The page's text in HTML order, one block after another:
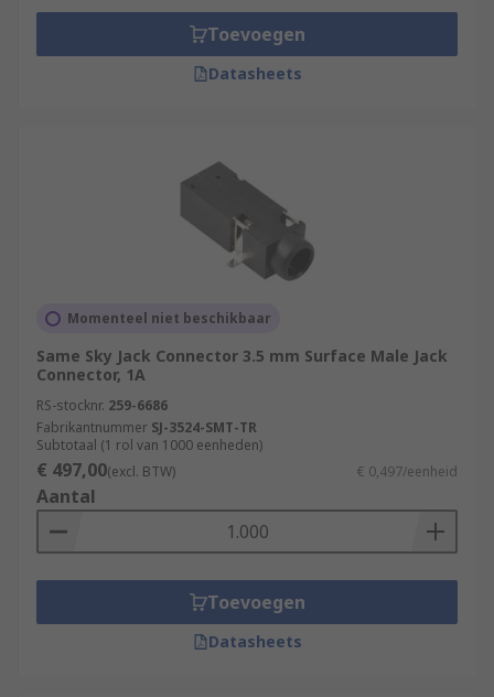
Toevoegen
Datasheets
Momenteel niet beschikbaar
Same Sky Jack Connector 3.5 mm Surface Male Jack
Connector, 1A
RS-stocknr. 259-6686
Fabrikantnummer SJ-3524-SMT-TR
Subtotaal (1 rol van 1000 eenheden)
€ 497,00(excl. BTW) € 0,497/eenheid
Aantal
Toevoegen
Datasheets